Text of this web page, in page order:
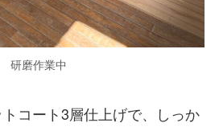
研磨作業中
コート3層仕上げで、しっか